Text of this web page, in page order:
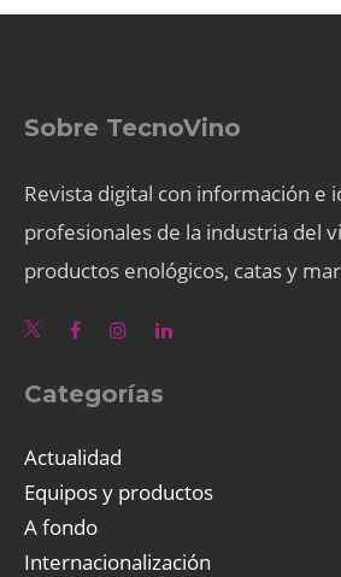
Sobre TecnoVino
Revista digital con información e
profesionales de la industria del
productos enológicos, catas y
Categorías
Actualidad
Equipos y productos
A fondo
Internacionalización